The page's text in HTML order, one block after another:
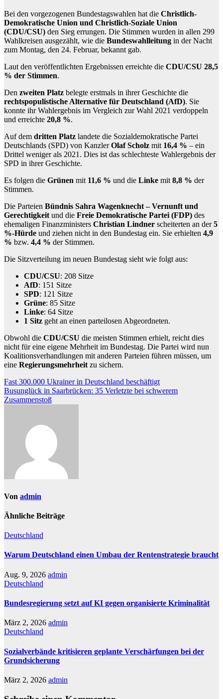
Bei den vorgezogenen Bundestagswahlen hat die Christlich-
Demokratische Union und Christlich-Soziale Union
(CDU/CSU) den Sieg errungen. Die Stimmen wurden in allen 299
Wahlkreisen ausgezählt, wie die Bundeswahlleitung in der Nacht
zum Montag, den 24. Februar, bekannt gab.
Laut den veröffentlichten Ergebnissen erreichte die CDU/CSU 28,5
% der Stimmen.
Den zweiten Platz belegte erstmals in ihrer Geschichte die
rechtspopulistische Alternative für Deutschland (AfD). Sie
konnte ihr Wahlergebnis im Vergleich zur Wahl 2021 verdoppeln
und erreichte 20,8 %.
Auf dem dritten Platz landete die Sozialdemokratische Partei
Deutschlands (SPD) von KanzlerOlaf Scholz mit 16,4 % – ein
Drittel weniger als 2021. Dies ist das schlechteste Wahlergebnis der
SPD in ihrer Geschichte.
Es folgen die Grünen mit 11,6 % und die Linke mit8,8 % der
Stimmen.
Die Parteien Bündnis Sahra Wagenknecht – Vernunft und
Gerechtigkeitund die Freie Demokratische Partei (FDP) des
ehemaligen Finanzministers Christian Lindner scheiterten an der5
%-Hürde und ziehen nicht in den Bundestag ein. Sie erhielten 4,9
% bzw. 4,4 % der Stimmen.
Die Sitzverteilung im neuen Bundestag sieht wie folgt aus:
CDU/CSU: 208 Sitze
AfD: 151 Sitze
SPD: 121 Sitze
Grüne: 85 Sitze
Linke: 64 Sitze
1 Sitz geht an einen parteilosen Abgeordneten.
Obwohl die CDU/CSU die meisten Stimmen erhielt, reicht dies
nicht für eine eigene Mehrheit im Bundestag. Die Partei wird nun
Koalitionsverhandlungen mit anderen Parteien führen müssen, um
eine Regierungsmehrheitzu sichern.
Beitragsnavigation
Fast 300.000 Ukrainer in Deutschland beschäftigt
Busunglück in Saarbrücken: 35 Verletzte bei schwerem
Zusammenstoß
Von admin
Ähnliche Beiträge
Deutschland
Warum Deutschland einen Umbau der Rentenstrategie braucht
Aug. 9, 2026 admin
Deutschland
Bundesregierung setzt auf KI gegen organisierte Kriminalität
März 2, 2026 admin
Deutschland
Sozialverbände kritisieren geplante Verschärfungen bei der
Grundsicherung
März 2, 2026 admin